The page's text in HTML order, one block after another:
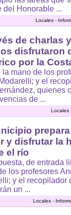
del Honorable ...
Locales -
de charlas
disfrutaron
por la
la mano de los
y el
quienes
de ...
Locales
y disfrutar la
el río
de entrada
los profesores
y el recopilador
un ...
Locales -